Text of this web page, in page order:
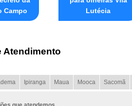
Campo
Lutécia
Atendimento
Ipiranga Maua Mooca Sacomã